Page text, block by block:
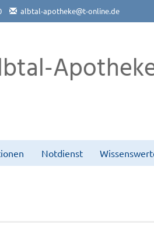
albtal-apotheke@t-online.de
Notdienst